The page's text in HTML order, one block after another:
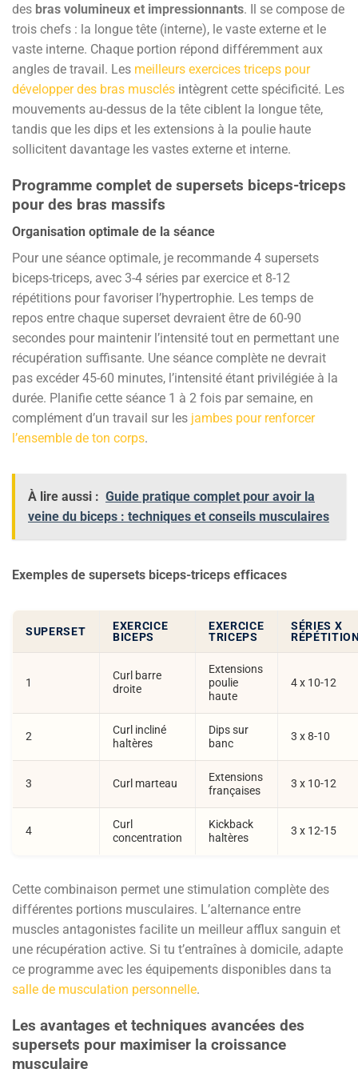
des bras volumineux et impressionnants. Il se compose de
trois chefs : la longue tête (interne), le vaste externe et le
vaste interne. Chaque portion répond différemment aux
angles de travail. Les meilleurs exercices triceps pour
développer des bras musclés intègrent cette spécificité. Les
mouvements au-dessus de la tête ciblent la longue tête,
tandis que les dips et les extensions à la poulie haute
sollicitent davantage les vastes externe et interne.
Programme complet de supersets biceps-triceps
pour des bras massifs
Organisation optimale de la séance
Pour une séance optimale, je recommande 4 supersets
biceps-triceps, avec 3-4 séries par exercice et 8-12
répétitions pour favoriser l’hypertrophie. Les temps de
repos entre chaque superset devraient être de 60-90
secondes pour maintenir l’intensité tout en permettant une
récupération suffisante. Une séance complète ne devrait
pas excéder 45-60 minutes, l’intensité étant privilégiée à la
durée. Planifie cette séance 1 à 2 fois par semaine, en
complément d’un travail sur les jambes pour renforcer
l’ensemble de ton corps.
À lire aussi : Guide pratique complet pour avoir la
veine du biceps : techniques et conseils musculaires
Exemples de supersets biceps-triceps efficaces
SUPERSET
EXERCICE
BICEPS
EXERCICE
TRICEPS
SÉRIES X
1
Curl barre
droite
Extensions
poulie
haute
4 x 10-12
2
Curl incliné
haltères
Dips sur
banc
3 x 8-10
3 Curl marteau
Extensions
françaises
3 x 10-12
4
Curl
concentration
Kickback
haltères
3 x 12-15
Cette combinaison permet une stimulation complète des
différentes portions musculaires. L’alternance entre
muscles antagonistes facilite un meilleur afflux sanguin et
une récupération active. Si tu t’entraînes à domicile, adapte
ce programme avec les équipements disponibles dans ta
salle de musculation personnelle.
Les avantages et techniques avancées des
supersets pour maximiser la croissance
musculaire